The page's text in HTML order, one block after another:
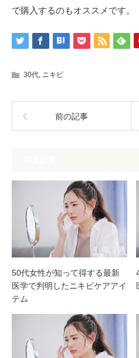
で購入するのもオススメです。
30代 ニキビ
前の記事
50代女性が知って得する最新
医学で判明したニキビケアアイ
テム